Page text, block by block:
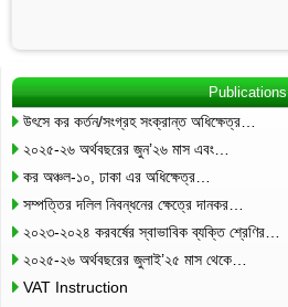
Publications
উৎসে কর কর্তন/সংগ্রহ সংক্রান্ত অধিক্ষেত্র…
২০২৫-২৬ অর্থবছরের জুন’২৬ মাস এবং…
কর অঞ্চল-১০, ঢাকা এর অধিক্ষেত্র…
সম্পত্তির দলিল নিবন্ধনের ক্ষেত্রে দানকর…
২০২৩-২০২৪ করবর্ষের স্বাভাবিক ব্যক্তি শ্রেণির…
২০২৫-২৬ অর্থবছরের জুলাই’২৫ মাস থেকে…
VAT Instruction